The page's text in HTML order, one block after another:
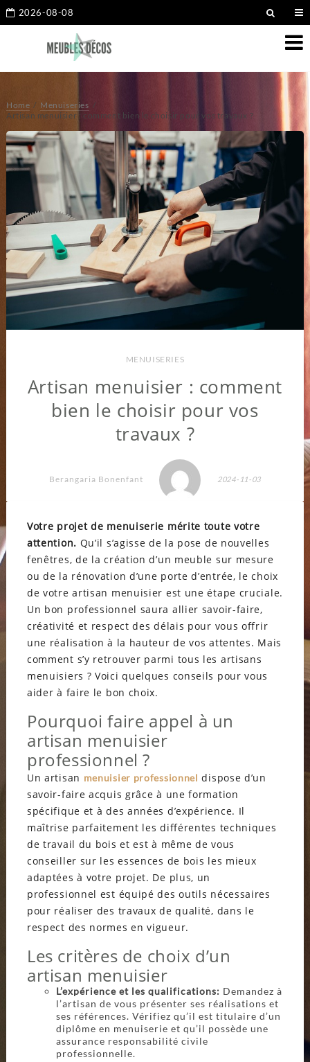
2026-08-08
Home
Menuiseries
Artisan menuisier : comment bien le choisir pour vos travaux ?
MENUISERIES
Artisan menuisier : comment
bien le choisir pour vos
travaux ?
Berangaria Bonenfant 2024-11-03
Votre projet de menuiserie mérite toute votre
attention. Qu’il s’agisse de la pose de nouvelles
fenêtres, de la création d’un meuble sur mesure
ou de la rénovation d’une porte d’entrée, le choix
de votre artisan menuisier est une étape cruciale.
Un bon professionnel saura allier savoir-faire,
créativité et respect des délais pour vous offrir
une réalisation à la hauteur de vos attentes. Mais
comment s’y retrouver parmi tous les artisans
menuisiers ? Voici quelques conseils pour vous
aider à faire le bon choix.
Pourquoi faire appel à un
artisan menuisier
professionnel ?
Un artisan menuisier professionnel dispose d’un
savoir-faire acquis grâce à une formation
spécifique et à des années d’expérience. Il
maîtrise parfaitement les différentes techniques
de travail du bois et est à même de vous
conseiller sur les essences de bois les mieux
adaptées à votre projet. De plus, un
professionnel est équipé des outils nécessaires
pour réaliser des travaux de qualité, dans le
respect des normes en vigueur.
Les critères de choix d’un
artisan menuisier
L’expérience et les qualifications: Demandez à
l’artisan de vous présenter ses réalisations et
ses références. Vérifiez qu’il est titulaire d’un
diplôme en menuiserie et qu’il possède une
assurance responsabilité civile
professionnelle.